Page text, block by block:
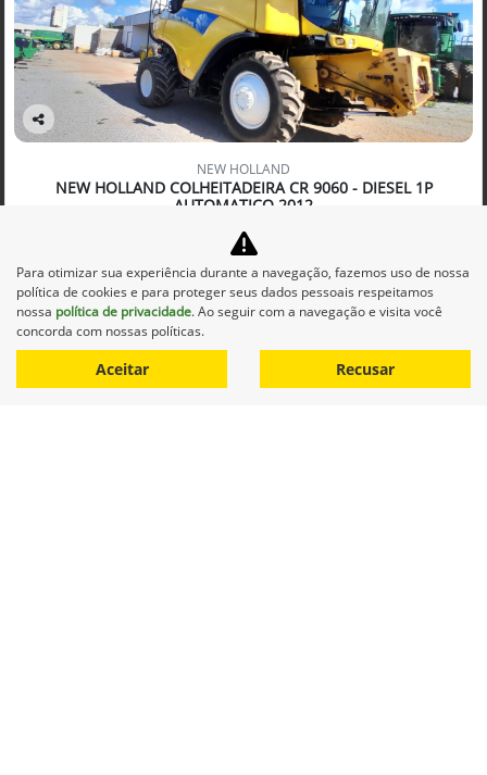
Co
NEW HOLLAND
NEW HOLLAND COLHEITADEIRA CR 9060 - DIESEL 1P
AUTOMATICO 2012
Agro Baggio Lucas Do Rio Verde
R$ 750.000,00
0 km 2012/2012
Mais informações
Para otimizar sua experiência durante a navegação, fazemos uso de nossa
política de cookies e para proteger seus dados pessoais respeitamos
nossa política de privacidade. Ao seguir com a navegação e visita você
concorda com nossas políticas.
Aceitar Recusar